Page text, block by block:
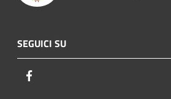
SEGUICI SU